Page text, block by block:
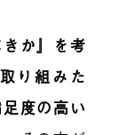
きか』を考
り組みた
度の高い